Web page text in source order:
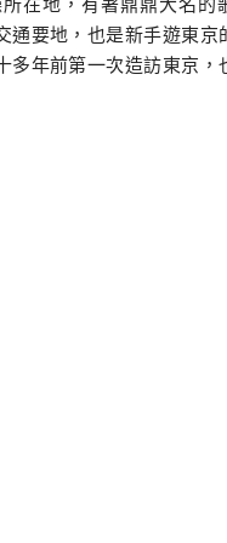
通要地，也是新手遊東京
多年前第一次造訪東京，
處。如果你想在新宿，選